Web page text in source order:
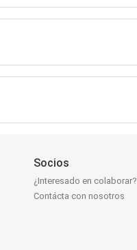
Socios
¿Interesado en colaborar?
Contácta con nosotros